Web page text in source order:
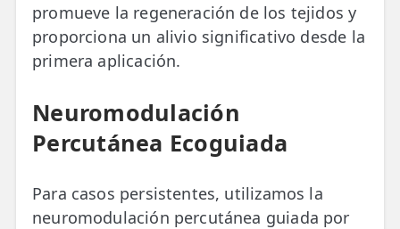
promueve la regeneración de los tejidos y
proporciona un alivio significativo desde la
primera aplicación.
Neuromodulación
Percutánea Ecoguiada
Para casos persistentes, utilizamos la
neuromodulación percutánea guiada por